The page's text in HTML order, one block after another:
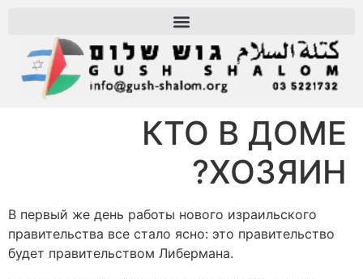
КТО В ДОМЕ
ХОЗЯИН?
В первый же день работы нового израильского
правительства все стало ясно: это правительство
будет правительством Либермана.